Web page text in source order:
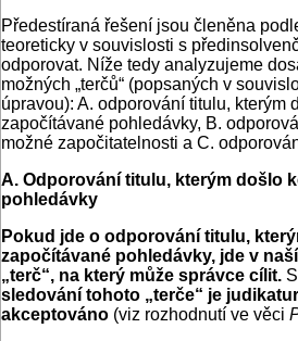
Předestíraná řešení jsou členěna
teoreticky v souvislosti s
odporovat. Níže tedy analyzujeme
možných „terčů“ (popsaných v
úpravou): A. odporování titulu, kterým
započítávané pohledávky, B.
možné započitatelnosti a C.
A. Odporování titulu, kterým došlo
pohledávky
Pokud jde o odporování titulu,
započítávané pohledávky, jde v
„terč“, na který může správce cílit.
sledování tohoto „terče“ je
akceptováno (viz rozhodnutí ve věci